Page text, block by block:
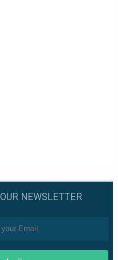
OUR NEWSLETTER